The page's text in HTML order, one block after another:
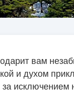
вам
и духом
исключением